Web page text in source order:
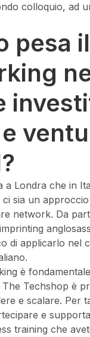
colloquio, ad
pesa il
a Londra che in
sia un
network. Da
di applicarlo nel
è
Techshop è
e scalare. Per
e
training che